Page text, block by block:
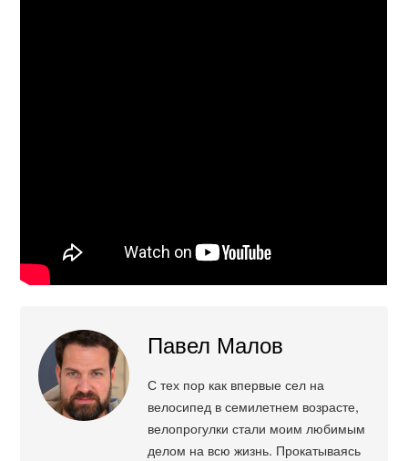
Павел Малов
С тех пор как впервые сел на
велосипед в семилетнем возрасте,
велопрогулки стали моим любимым
делом на всю жизнь. Прокатываясь